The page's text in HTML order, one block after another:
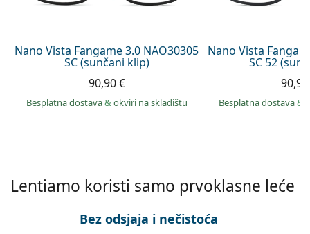
Persol
Sve marke sunčanih naočala
Nano Vista Fangame 3.0 NAO30305
SC (sunčani klip)
90,90 €
Besplatna dostava& okviri na skladištu
Nano Vista
SC 52
Besplatna dostava&
Lentiamo koristi samo prvoklasne leće
Bez odsjaja i nečistoća